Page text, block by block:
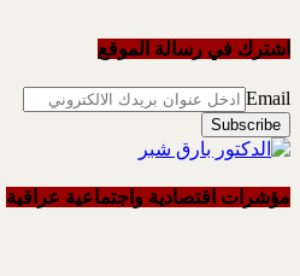
اشترك في رسالة الموقع
Email
مؤشرات اقتصادية واجتماعية عراقية